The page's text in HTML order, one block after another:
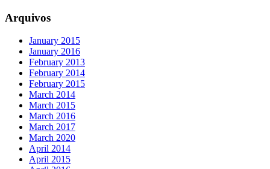
Arquivos
January 2015
January 2016
February 2013
February 2014
February 2015
March 2014
March 2015
March 2016
March 2017
March 2020
April 2014
April 2015